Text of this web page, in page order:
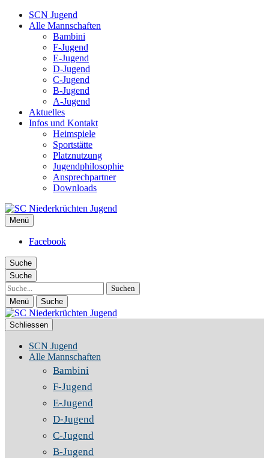
SCN Jugend
Alle Mannschaften
Bambini
F-Jugend
E-Jugend
D-Jugend
C-Jugend
B-Jugend
A-Jugend
Aktuelles
Infos und Kontakt
Heimspiele
Sportstätte
Platznutzung
Jugendphilosophie
Ansprechpartner
Downloads
SC Niederkrüchten Jugend
Menü
Facebook
Suche
Suche
Suche
Menü Suche
Schliessen
SCN Jugend
Alle Mannschaften
Bambini
F-Jugend
E-Jugend
D-Jugend
C-Jugend
B-Jugend